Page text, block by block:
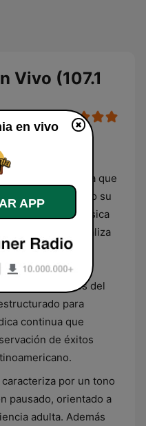
Vivo (107.1
de radio chilena que
centrando su
género de la música
se especializa
boleros y
en español que
centrales del
para
continua que
de éxitos
por un tono
pausado, orientado a
adulta. Además
en vivo
APP